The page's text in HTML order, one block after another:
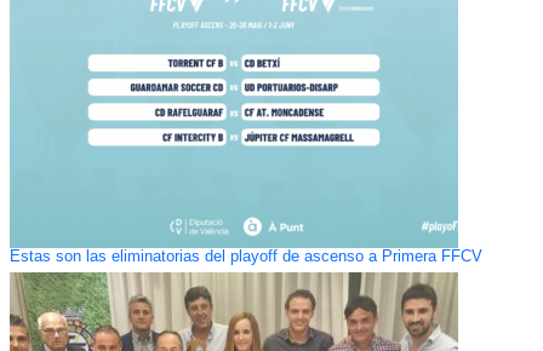
Estas son las eliminatorias del playoff de ascenso a Primera FFCV